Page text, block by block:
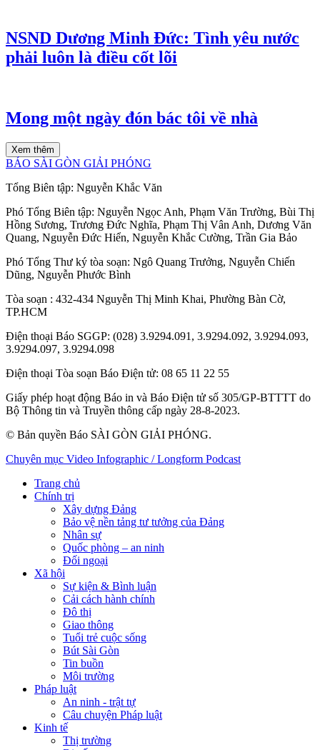
NSND Dương Minh Đức: Tình yêu nước
phải luôn là điều cốt lõi
Mong một ngày đón bác tôi về nhà
Xem thêm
BÁO SÀI GÒN GIẢI PHÓNG
Tổng Biên tập: Nguyễn Khắc Văn
Phó Tổng Biên tập: Nguyễn Ngọc Anh, Phạm Văn Trường, Bùi Thị
Hồng Sương, Trương Đức Nghĩa, Phạm Thị Vân Anh, Dương Văn
Quang, Nguyễn Đức Hiển, Nguyễn Khắc Cường, Trần Gia Bảo
Phó Tổng Thư ký tòa soạn: Ngô Quang Trưởng, Nguyễn Chiến
Dũng, Nguyễn Phước Bình
Tòa soạn : 432-434 Nguyễn Thị Minh Khai, Phường Bàn Cờ,
TP.HCM
Điện thoại Báo SGGP: (028) 3.9294.091, 3.9294.092, 3.9294.093,
3.9294.097, 3.9294.098
Điện thoại Tòa soạn Báo Điện tử: 08 65 11 22 55
Giấy phép hoạt động Báo in và Báo Điện tử số 305/GP-BTTTT do
Bộ Thông tin và Truyền thông cấp ngày 28-8-2023.
© Bản quyền Báo SÀI GÒN GIẢI PHÓNG.
Chuyên mục Video Infographic / Longform Podcast
Trang chủ
Chính trị
Xây dựng Đảng
Bảo vệ nền tảng tư tưởng của Đảng
Nhân sự
Quốc phòng – an ninh
Đối ngoại
Xã hội
Sự kiện & Bình luận
Cải cách hành chính
Đô thị
Giao thông
Tuổi trẻ cuộc sống
Bút Sài Gòn
Tin buồn
Môi trường
Pháp luật
An ninh - trật tự
Câu chuyện Pháp luật
Kinh tế
Thị trường